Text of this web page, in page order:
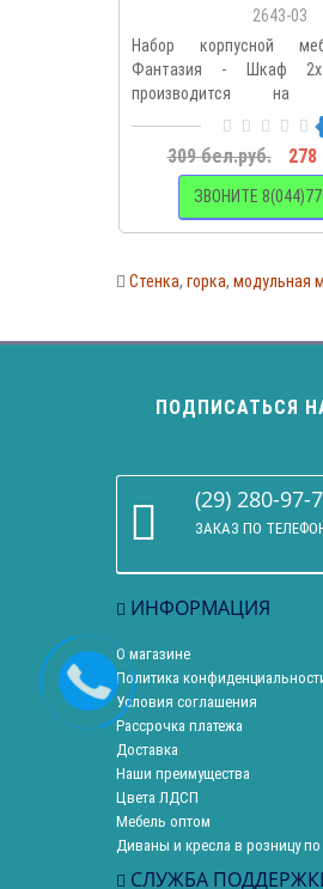
2643-03
Набор корпусной
Фантазия - Шкаф 2х
производится на
оборудовании..
309 бел.руб. 278
ЗВОНИТЕ
Стенка, горка, модульная
ПОДПИСАТЬСЯ
(29) 280-97-
ЗАКАЗ ПО
ИНФОРМАЦИЯ
О магазине
Политика
Условия соглашения
Рассрочка платежа
Доставка
Наши преимущества
Цвета ЛДСП
Мебель оптом
Диваны и кресла в розницу
СЛУЖБА